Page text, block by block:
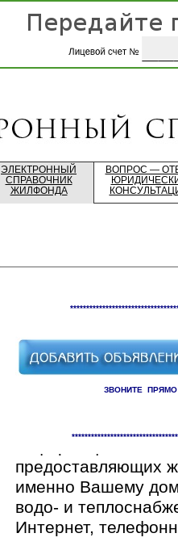
ЭЛЕКТРОННЫЙ
СПРАВОЧНИК
ЖИЛФОНДА
ВОПРОС —
ЗВОНИТЕ
предоставляющих
именно Вашему
водо- и
Интернет,